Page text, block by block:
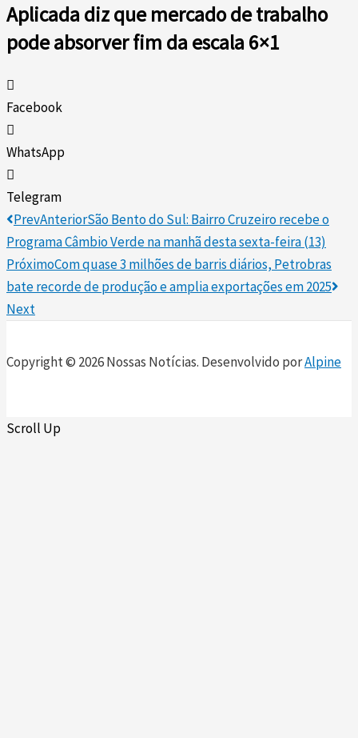
Aplicada diz que mercado de trabalho
pode absorver fim da escala 6×1
Facebook
WhatsApp
Telegram
PrevAnteriorSão Bento do Sul: Bairro Cruzeiro recebe o
Programa Câmbio Verde na manhã desta sexta-feira (13)
PróximoCom quase 3 milhões de barris diários, Petrobras
bate recorde de produção e amplia exportações em 2025
Next
Copyright © 2026 Nossas Notícias. Desenvolvido porAlpine
Scroll Up